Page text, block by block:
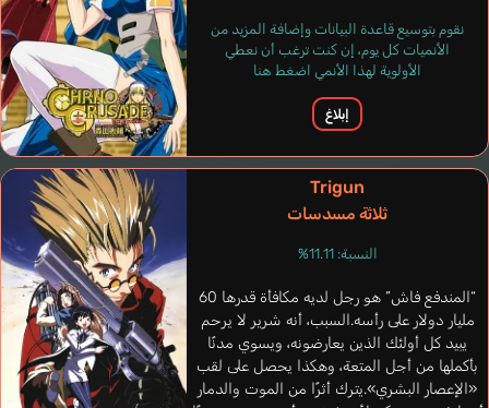
فرنسي
Anubis
Hayami Show
نقوم بتوسيع قاعدة البيانات وإضافة المزيد من
الأنميات كل يوم، إن كنت ترغب أن نعطي
الأولوية لهذا الأنمي اضغط هنا
إبلاغ
Trigun
ثلاثة مسدسات
النسبة: 11.11%
“المندفع فاش” هو رجل لديه مكافأة قدرها 60
مليار دولار على رأسه.السبب، أنه شرير لا يرحم
يبيد كل أولئك الذين يعارضونه، ويسوي مدنًا
بأكملها من أجل المتعة، وهكذا يحصل على لقب
«الإعصار البشري».يترك أثرًا من الموت والدمار